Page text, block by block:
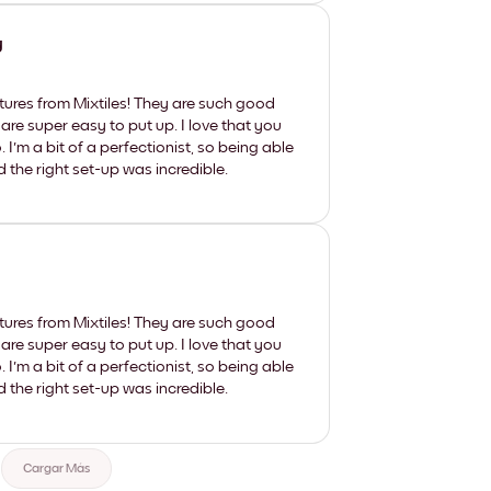
from Mixtiles! They are such good
super easy to put up. I love that you
I'm a bit of a perfectionist, so being able
the right set-up was incredible.
from Mixtiles! They are such good
super easy to put up. I love that you
I'm a bit of a perfectionist, so being able
the right set-up was incredible.
Cargar Más